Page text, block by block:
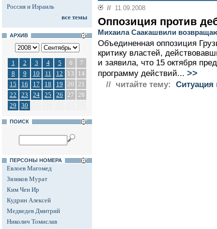
Россия и Израиль
все темы
АРХИВ
1 2 3 4 5 6
7
8
9 10 11 12 13
14
15
16 17 18 19 20 21
22
23 24 25 26 27 28
29
30
ПОИСК
ПЕРСОНЫ НОМЕРА
Евлоев Магомед
Зязиков Мурат
Ким Чен Ир
Кудрин Алексей
Медведев Дмитрий
Николич Томислав
// 11.09.2008
Оппозиция против
Михаила Саакашвили
Объединенная оппозиция
критику властей,
и заявила, что 15 октября
программу действий... >>
// читайте тему: Ситуация